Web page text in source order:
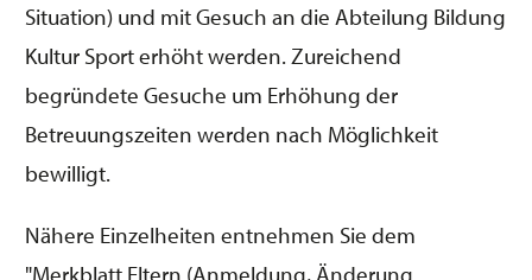
Situation) und mit Gesuch an die Abteilung Bildung
Kultur Sport erhöht werden. Zureichend
begründete Gesuche um Erhöhung der
Betreuungszeiten werden nach Möglichkeit
bewilligt.
Nähere Einzelheiten entnehmen Sie dem
"Merkblatt Eltern (Anmeldung, Änderung